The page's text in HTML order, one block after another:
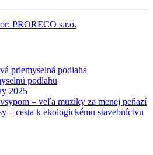
PRORECO s.r.o.
priemyselná podlaha
podlahu
2025
– veľa muziky za menej peňazí
– cesta k ekologickému stavebníctvu